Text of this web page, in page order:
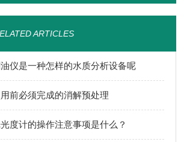
ARTICLES
仪是一种怎样的水质分析设备呢
前必须完成的消解预处理
度计的操作注意事项是什么？